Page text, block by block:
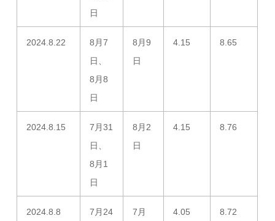
日
2024.8.22
8月7
日、
8月8
日
8月9
日
4.15 8.65
2024.8.15
7月31
日、
8月1
日
8月2
日
4.15 8.76
2024.8.8
7月24
7月
4.05 8.72